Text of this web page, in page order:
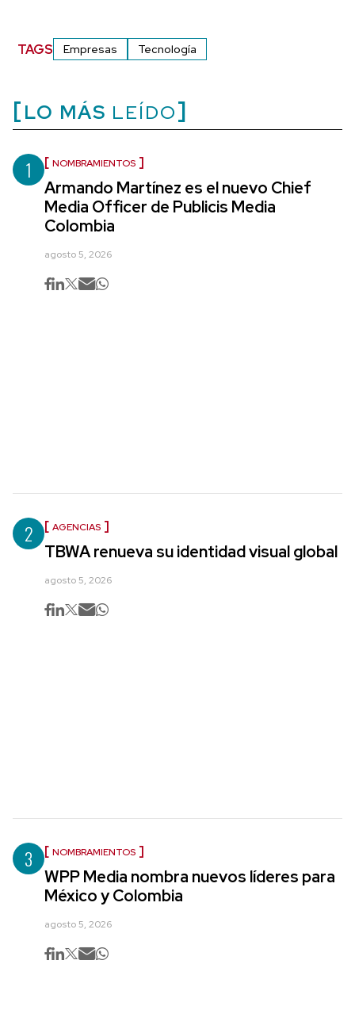
TAGS Empresas Tecnología
LO MÁS LEÍDO
1 NOMBRAMIENTOS
Armando Martínez es el nuevo Chief
Media Officer de Publicis Media
Colombia
agosto 5, 2026
2 AGENCIAS
TBWA renueva su identidad visual global
agosto 5, 2026
3 NOMBRAMIENTOS
WPP Media nombra nuevos líderes para
México y Colombia
agosto 5, 2026